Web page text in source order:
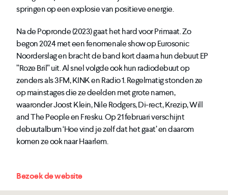
springen op een explosie van positieve energie.
Na de Popronde (2023) gaat het hard voor Primaat. Zo
begon 2024 met een fenomenale show op Eurosonic
Noorderslag en bracht de band kort daarna hun debuut EP
”Roze Bril” uit. Al snel volgde ook hun radiodebuut op
zenders als 3FM, KINK en Radio 1. Regelmatig stonden ze
op mainstages die ze deelden met grote namen,
waaronder Joost Klein, Nile Rodgers, Di-rect, Krezip, Will
and The People en Fresku. Op 21 februari verschijnt
debuutalbum ‘Hoe vind je zelf dat het gaat’ en daarom
komen ze ook naar Haarlem.
Bezoek de website